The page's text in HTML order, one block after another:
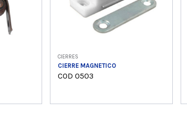
CIERRES
CIERRE MAGNETICO
COD 0503